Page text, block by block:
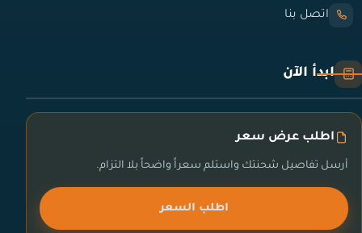
اتصل بنا
ابدأ الآن
اطلب عرض سعر
أرسل تفاصيل شحنتك واستلم سعراً واضحاً بلا التزام.
اطلب السعر